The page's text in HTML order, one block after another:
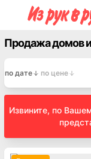
Продажа домов
по дате по цене
Извините, по